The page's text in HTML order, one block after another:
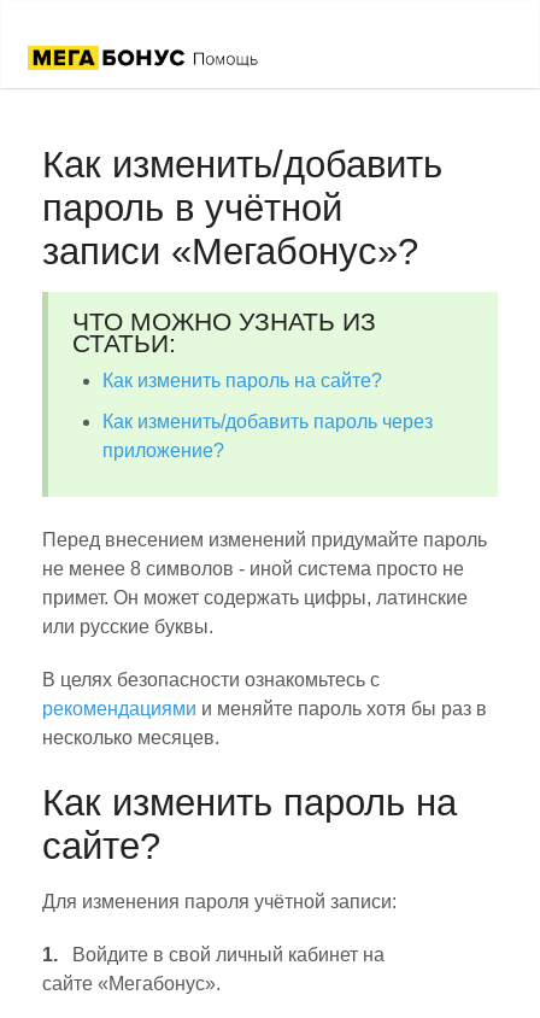
Как изменить/добавить
пароль в учётной
записи «Мегабонус»?
ЧТО МОЖНО УЗНАТЬ ИЗ
СТАТЬИ:
Как изменить пароль на сайте?
Как изменить/добавить пароль через
приложение?
Перед внесением изменений придумайте пароль
не менее 8 символов - иной система просто не
примет. Он может содержать цифры, латинские
или русские буквы.
В целях безопасности ознакомьтесь с
рекомендациями и меняйте пароль хотя бы раз в
несколько месяцев.
Как изменить пароль на
сайте?
Для изменения пароля учётной записи:
1. Войдите в свой личный кабинет на
сайте «Мегабонус».